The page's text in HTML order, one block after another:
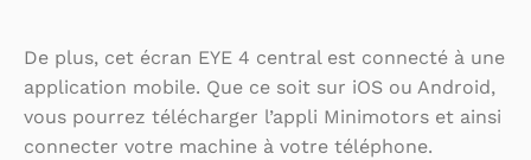
De plus, cet écran EYE 4 central est connecté à une
application mobile. Que ce soit sur iOS ou Android,
vous pourrez télécharger l’appli Minimotors et ainsi
connecter votre machine à votre téléphone.